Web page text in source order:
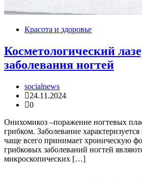
Красота и здоровье
Косметологический
заболевания ногтей
socialnews
24.11.2024
0
Онихомикоз –поражение ногтевых
грибком. Заболевание
чаще всего принимает хроническую
грибковых заболеваний ногтей
микроскопических […]